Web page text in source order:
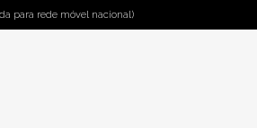
para rede móvel nacional)